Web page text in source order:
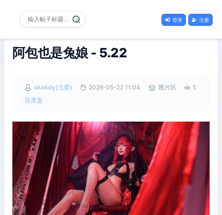
登录 注册
阿包也是兔娘 - 5.22
xkxkdy(元婴) 2026-05-22 11:04 图片区
5
百度盘